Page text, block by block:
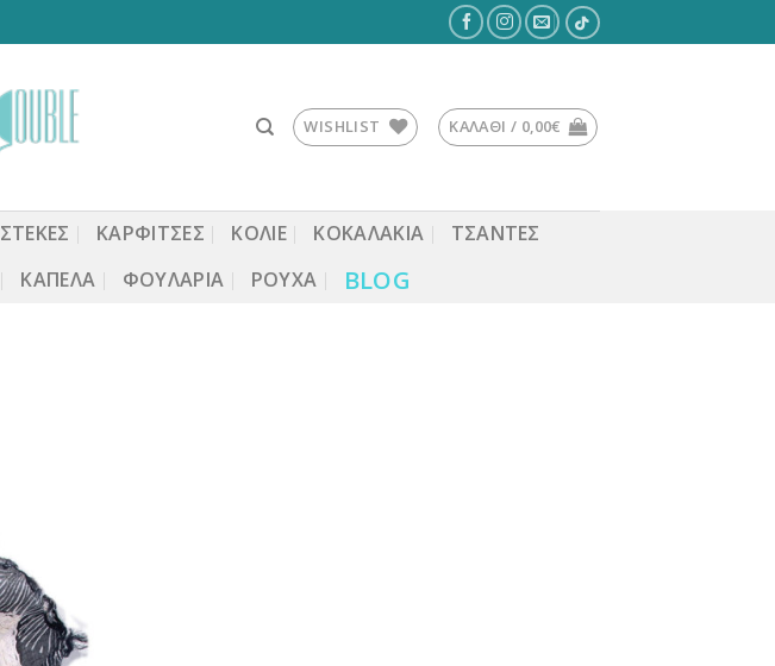
WISHLIST ΚΑΛΆΘΙ / 0,00€
ΣΤΈΚΕΣ ΚΑΡΦΙΤΣΕΣ ΚΟΛΙΕ ΚΟΚΑΛΆΚΙΑ
ΤΣΆΝΤΕΣ
ΚΑΠΈΛΑ ΦΟΥΛΆΡΙΑ ΡΟΎΧΑ BLOG